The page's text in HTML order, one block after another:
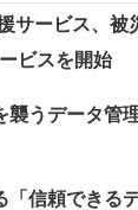
サービス、被
ビスを開始